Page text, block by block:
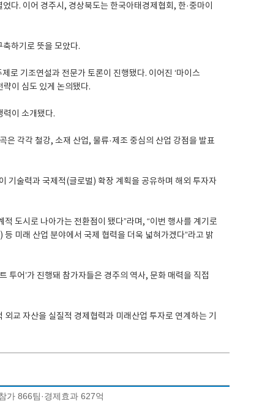
다. 이어 경주시, 경상북도는 한국아태경제협회, 한·중마이
하기로 뜻을 모았다.
로 기조연설과 전문가 토론이 진행됐다. 이어진 ‘마이스
이 심도 있게 논의됐다.
력이 소개됐다.
은 각각 철강, 소재 산업, 물류·제조 중심의 산업 강점을 발표
기술력과 국제적(글로벌) 확장 계획을 공유하며 해외 투자자
도시로 나아가는 전환점이 됐다”라며, “이번 행사를 계기로
미래 산업 분야에서 국제 협력을 더욱 넓혀가겠다”라고 밝
투어’가 진행돼 참가자들은 경주의 역사, 문화 매력을 직접
교 자산을 실질적 경제협력과 미래산업 투자로 연계하는 기
가 866팀·경제효과 627억